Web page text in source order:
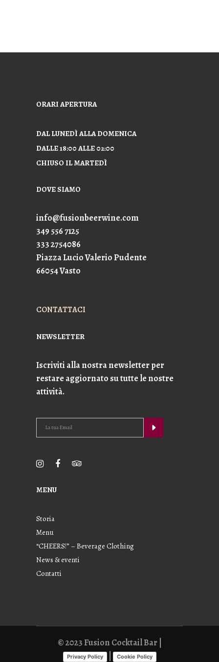
ORARI APERTURA
DAL LUNEDÌ ALLA DOMENICA
DALLE 18:00 ALLE 02:00
CHIUSO IL MARTEDÌ
DOVE SIAMO
info@fusionbeerwine.com
349 556 7125
333 2754086
Piazza Lucio Valerio Pudente
66054 Vasto
CONTATTACI
NEWSLETTER
Iscriviti alla nostra newsletter per
restare aggiornato su tutte le nostre
attività.
MENU
Storia
Menu
“CHEERS!” – Beverage Clothing
News & eventi
Contatti
© 2023 Fusion Cocktail Bar |
Privacy Policy | Cookie Policy